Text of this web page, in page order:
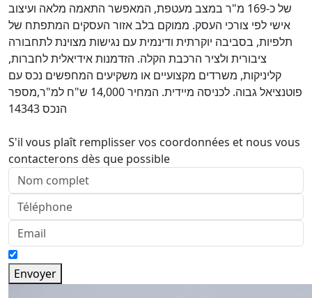
של כ-169 מ"ר במצב מעטפת, המאפשר התאמה מלאה ועיצוב
אישי לפי צורכי העסק. ממוקם בלב אזור העסקים המתפתח של
תלפיות, בסביבה יוקרתית ודינמית עם נגישות מצוינת לתחבורה
ציבורית ולציר הרכבת הקלה. הזדמנות אידיאלית לחברות,
קליניקות, משרדים מקצועיים או משקיעים המחפשים נכס עם
פוטנציאל גבוה. לכניסה מיידית. המחיר 14,000 ש"ח למ"ר,מספר
הנכס 14343
S'il vous plaît remplisser vos coordonnées et nous vous
contacterons dès que possible
Envoyer